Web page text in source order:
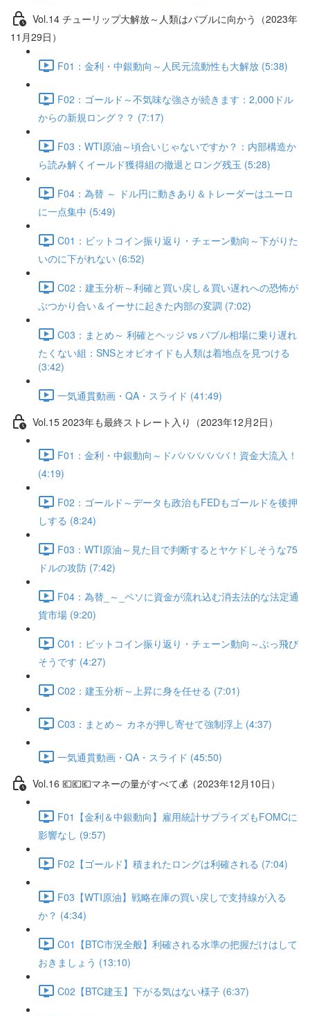
Vol.14 チューリップ大解放～人類はバブルに向かう（2023年
11月29日）
F01：金利・中銀動向～人民元流動性も大解放 (5:38)
F02：ゴールド～不気味な強さが続きます：2,000ドル
からの新規ロング？？ (7:17)
F03：WTI原油～頃合いじゃないですか？：内部構造か
ら読み解くイールド獲得組の撤退とロング残玉 (5:28)
F04：為替 ～ ドル円に動きあり＆トレーダーはユーロ
に一点集中 (5:49)
C01：ビットコイン振り返り・チェーン動向～下がりた
いのに下がれない (6:52)
C02：建玉分析～利確と買い戻し＆買い遅れへの恐怖が
ぶつかり合い＆イーサに起きた内部の変調 (7:02)
C03：まとめ～ 利確とヘッジ vs バブル相場に乗り遅れ
たくない組：SNSとオピオイドも人類は着地点を見つける
(3:42)
一気通貫動画・QA・スライド (41:49)
Vol.15 2023年も最終ストレート入り（2023年12月2日）
F01：金利・中銀動向～ドババババババ！資金大流入！
(4:19)
F02：ゴールド～データも政治もFEDもゴールドを後押
しする (8:24)
F03：WTI原油～見た目で判断するとヤケドしそうな75
ドルの攻防 (7:42)
F04：為替_～_ペソに資金が流れ込む消去法的な法定通
貨市場 (9:20)
C01：ビットコイン振り返り・チェーン動向～ぶっ飛び
そうです (4:27)
C02：建玉分析～上昇に身を任せる (7:01)
C03：まとめ～ カネが押し寄せて強制浮上 (4:37)
一気通貫動画・QA・スライド (45:50)
Vol.16 💶💶💶マネーの量がすべて💰（2023年12月10日）
F01【金利＆中銀動向】雇用統計サプライズもFOMCに
影響なし (9:57)
F02【ゴールド】積まれたロングは利確される (7:04)
F03【WTI原油】戦略在庫の買い戻しで支持線が入る
か？ (4:34)
C01【BTC市況全般】利確される水準の把握だけはして
おきましょう (13:10)
C02【BTC建玉】下がる気はない様子 (6:37)